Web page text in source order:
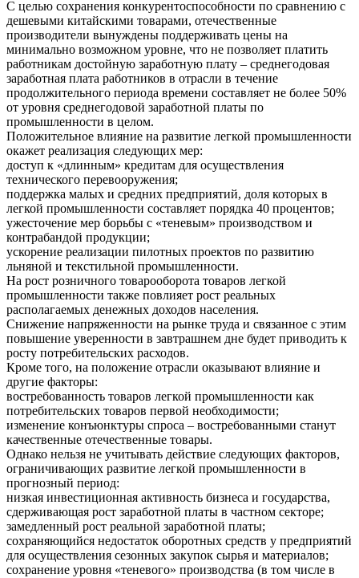
С целью сохранения конкурентоспособности по сравнению с
дешевыми китайскими товарами, отечественные
производители вынуждены поддерживать цены на
минимально возможном уровне, что не позволяет платить
работникам достойную заработную плату – среднегодовая
заработная плата работников в отрасли в течение
продолжительного периода времени составляет не более 50%
от уровня среднегодовой заработной платы по
промышленности в целом.
Положительное влияние на развитие легкой промышленности
окажет реализация следующих мер:
доступ к «длинным» кредитам для осуществления
технического перевооружения;
поддержка малых и средних предприятий, доля которых в
легкой промышленности составляет порядка 40 процентов;
ужесточение мер борьбы с «теневым» производством и
контрабандой продукции;
ускорение реализации пилотных проектов по развитию
льняной и текстильной промышленности.
На рост розничного товарооборота товаров легкой
промышленности также повлияет рост реальных
располагаемых денежных доходов населения.
Снижение напряженности на рынке труда и связанное с этим
повышение уверенности в завтрашнем дне будет приводить к
росту потребительских расходов.
Кроме того, на положение отрасли оказывают влияние и
другие факторы:
востребованность товаров легкой промышленности как
потребительских товаров первой необходимости;
изменение конъюнктуры спроса – востребованными станут
качественные отечественные товары.
Однако нельзя не учитывать действие следующих факторов,
ограничивающих развитие легкой промышленности в
прогнозный период:
низкая инвестиционная активность бизнеса и государства,
сдерживающая рост заработной платы в частном секторе;
замедленный рост реальной заработной платы;
сохраняющийся недостаток оборотных средств у предприятий
для осуществления сезонных закупок сырья и материалов;
сохранение уровня «теневого» производства (в том числе в